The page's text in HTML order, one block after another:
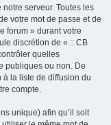
serveur. Toutes les
votre mot de passe et de
forum » durant votre
discrétion de « :: CB
quelles
publiques ou non. De
la liste de diffusion du
compte.
unique) afin qu’il soit